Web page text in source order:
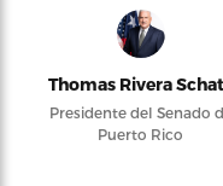
Thomas Rivera
Presidente del Senado
Puerto Rico